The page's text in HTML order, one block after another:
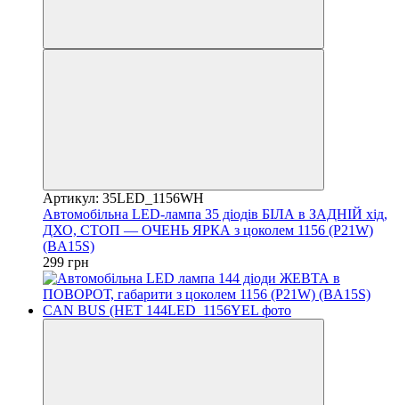
Артикул: 35LED_1156WH
Автомобільна LED-лампа 35 діодів БІЛА в ЗАДНІЙ хід,
ДХО, СТОП — ОЧЕНЬ ЯРКА з цоколем 1156 (P21W)
(BA15S)
299 грн